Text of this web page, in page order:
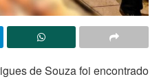
de Souza foi encontrado